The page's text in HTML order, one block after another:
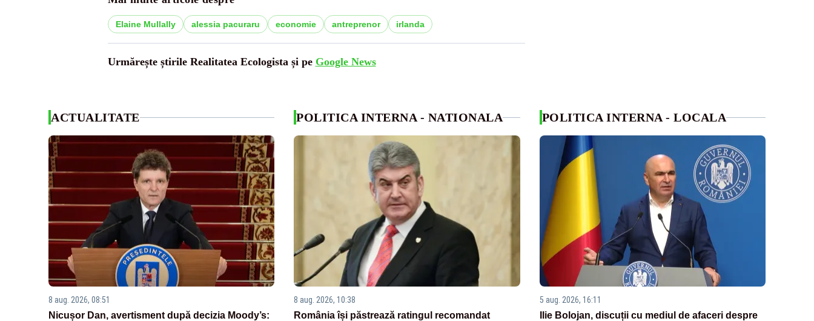
Elaine Mullally alessia pacuraru economie antreprenor irlanda
Urmărește știrile Realitatea Ecologista și pe Google News
ACTUALITATE
8 aug. 2026, 08:51
Nicușor Dan, avertisment după decizia Moody’s:
POLITICA INTERNA - NATIONALA
8 aug. 2026, 10:38
România își păstrează ratingul recomandat
POLITICA INTERNA - LOCALA
5 aug. 2026, 16:11
Ilie Bolojan, discuții cu mediul de afaceri despre